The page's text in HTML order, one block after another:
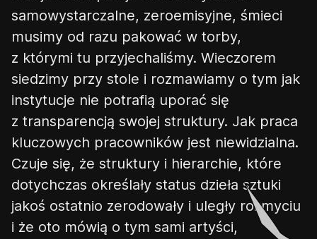
samowystarczalne, zeroemisyjne, śmieci
musimy od razu pakować w torby,
z którymi tu przyjechaliśmy. Wieczorem
siedzimy przy stole i rozmawiamy o tym jak
instytucje nie potrafią uporać się
z transparencją swojej struktury. Jak praca
kluczowych pracowników jest niewidzialna.
Czuje się, że struktury i hierarchie, które
dotychczas określały status dzieła sztuki
jakoś ostatnio zerodowały i uległy rozmyciu
i że oto mówią o tym sami artyści,